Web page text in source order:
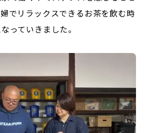
でリラックスできるお茶を飲む時
っていきました。